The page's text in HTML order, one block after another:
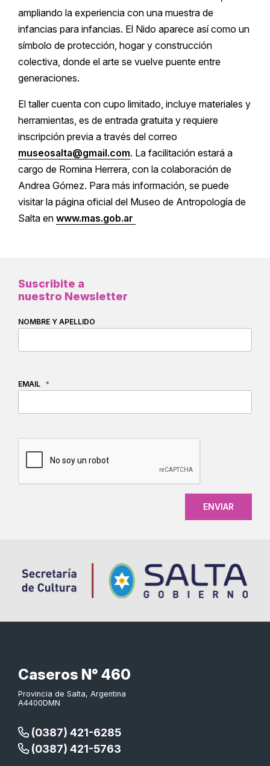
ampliando la experiencia con una muestra de
infancias para infancias. El Nido aparece así como un
símbolo de protección, hogar y construcción
colectiva, donde el arte se vuelve puente entre
generaciones.
El taller cuenta con cupo limitado, incluye materiales y
herramientas, es de entrada gratuita y requiere
inscripción previa a través del correo
museosalta@gmail.com. La facilitación estará a
cargo de Romina Herrera, con la colaboración de
Andrea Gómez. Para más información, se puede
visitar la página oficial del Museo de Antropología de
Salta en www.mas.gob.ar
Suscribite a
nuestro Newsletter
NOMBRE Y APELLIDO
EMAIL *
Caseros N° 460
Provincia de Salta, Argentina
A4400DMN
(0387) 421-6285
(0387) 421-5763